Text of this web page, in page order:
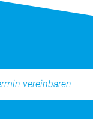
vereinbaren